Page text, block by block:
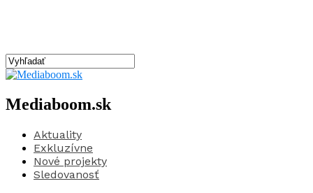
Mediaboom.sk
Aktuality
Exkluzívne
Nové projekty
Sledovanosť